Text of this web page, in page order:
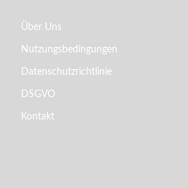
Über Uns
Nutzungsbedingungen
Datenschutzrichtlinie
DSGVO
Kontakt